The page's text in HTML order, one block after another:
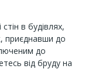
в будівлях,
приєднавши до
до
від бруду на